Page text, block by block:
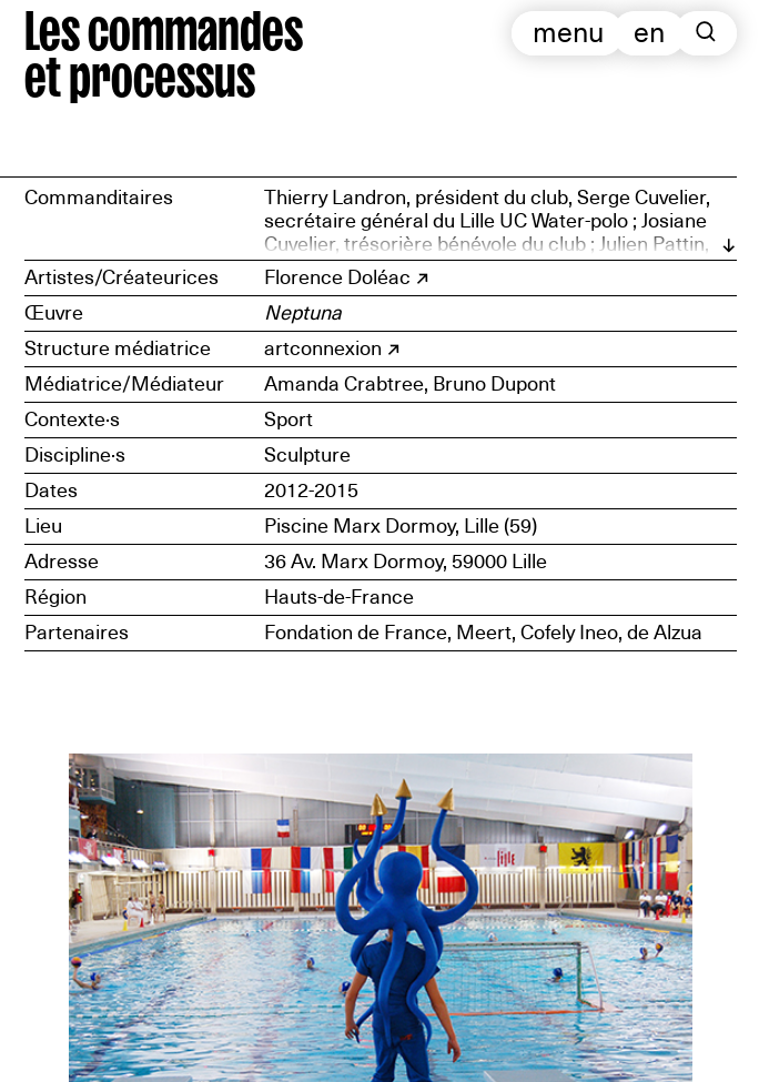
Les commandes
et processus
en
menu
Commanditaires
Thierry Landron, président du club, Serge Cuvelier,
secrétaire général du Lille UC Water-polo ; Josiane
Cuvelier, trésorière bénévole du club ; Julien Pattin,
membre du bureau de la section ; Yvon Depoortere,
directeur de piscine ; Frédéric Vandenboogaerde,
bénévole au sein de la section sportive ; Valérie
Destailleur, responsable d’une piscine, ancienne
joueuse et fondatrice de la section féminine ; Didier
Hazebrouck, trésorier de la section sportive ;
Charlotte Depoortere, étudiante, manager générale
de la section ; Sylvain Paillette, vice-président de la
section sportive ; Denis Lefebvre, bénévole du club et
ancien joueur
Artistes/Créateurices
Florence Doléac
Œuvre
Neptuna
Structure médiatrice
artconnexion
Médiatrice/Médiateur
Amanda Crabtree, Bruno Dupont
Contexte·s
Sport
Discipline·s
Sculpture
Dates
2012-2015
Lieu
Piscine Marx Dormoy, Lille (59)
Adresse
36 Av. Marx Dormoy, 59000 Lille
Région
Hauts-de-France
Partenaires
Fondation de France, Meert, Cofely Ineo, de Alzua